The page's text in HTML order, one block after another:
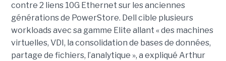
contre 2 liens 10G Ethernet sur les anciennes
générations de PowerStore. Dell cible plusieurs
workloads avec sa gamme Elite allant « des machines
virtuelles, VDI, la consolidation de bases de données,
partage de fichiers, l’analytique », a expliqué Arthur